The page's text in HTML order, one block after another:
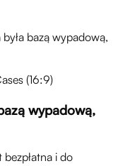
bazą wypadową,
(16:9)
wypadową,
i do